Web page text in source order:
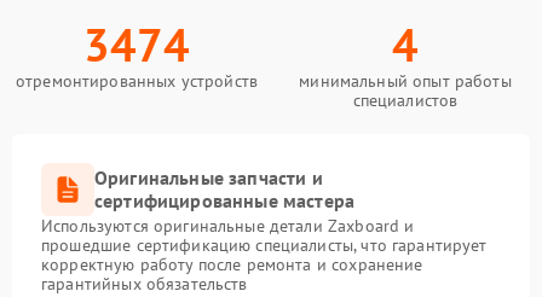
3474
отремонтированных устройств
4
минимальный опыт работы
специалистов
Оригинальные запчасти и
сертифицированные мастера
Используются оригинальные детали Zaxboard и
прошедшие сертификацию специалисты, что гарантирует
корректную работу после ремонта и сохранение
гарантийных обязательств